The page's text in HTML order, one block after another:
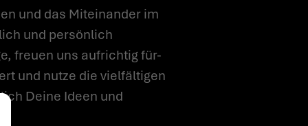
und das Miteinander im
und persönlich
freuen uns aufrichtig für-
und nutze die vielfältigen
Deine Ideen und